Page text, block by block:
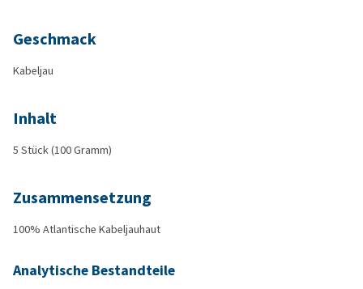
Geschmack
Kabeljau
Inhalt
5 Stück (100 Gramm)
Zusammensetzung
100% Atlantische Kabeljauhaut
Analytische Bestandteile